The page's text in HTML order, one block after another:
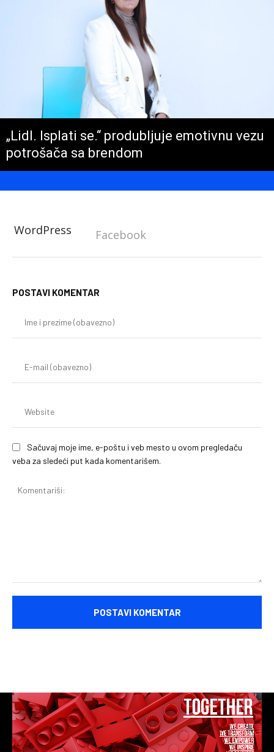
„Lidl. Isplati se.“ produbljuje emotivnu vezu
potrošača sa brendom
WordPress Facebook
POSTAVI KOMENTAR
Sačuvaj moje ime, e-poštu i veb mesto u ovom pregledaču
veba za sledeći put kada komentarišem.